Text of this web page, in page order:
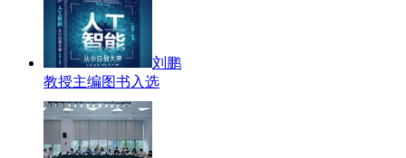
刘鹏
教授主编图书入选